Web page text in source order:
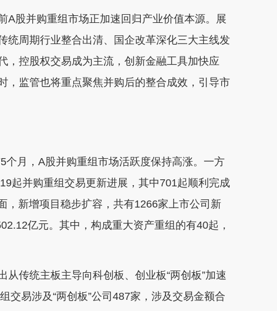
股并购重组市场正加速回归产业价值本源。展
统周期行业整合出清、国企改革深化三大主线发
，控股权交易成为主流，创新金融工具加快应
，监管也将重点聚焦并购后的整合成效，引导市
月，A股并购重组市场活跃度保持高涨。一方
起并购重组交易更新进展，其中701起顺利完成
，新增项目稳步扩容，共有1266家上市公司新
亿元。其中，构成重大资产重组的有40起，
传统主板主导向科创板、创业板“两创板”加速
交易涉及“两创板”公司487家，涉及交易金额合